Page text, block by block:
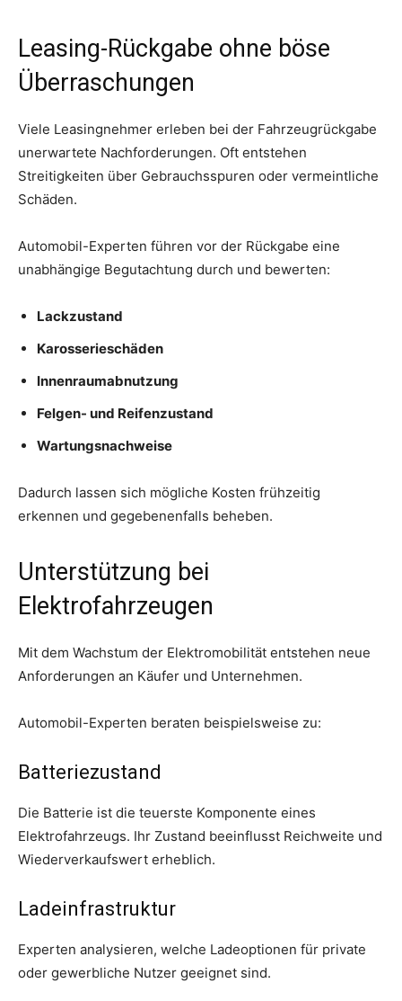
Leasing-Rückgabe ohne böse
Überraschungen
Viele Leasingnehmer erleben bei der Fahrzeugrückgabe
unerwartete Nachforderungen. Oft entstehen
Streitigkeiten über Gebrauchsspuren oder vermeintliche
Schäden.
Automobil-Experten führen vor der Rückgabe eine
unabhängige Begutachtung durch und bewerten:
Lackzustand
Karosserieschäden
Innenraumabnutzung
Felgen- und Reifenzustand
Wartungsnachweise
Dadurch lassen sich mögliche Kosten frühzeitig
erkennen und gegebenenfalls beheben.
Unterstützung bei
Elektrofahrzeugen
Mit dem Wachstum der Elektromobilität entstehen neue
Anforderungen an Käufer und Unternehmen.
Automobil-Experten beraten beispielsweise zu:
Batteriezustand
Die Batterie ist die teuerste Komponente eines
Elektrofahrzeugs. Ihr Zustand beeinflusst Reichweite und
Wiederverkaufswert erheblich.
Ladeinfrastruktur
Experten analysieren, welche Ladeoptionen für private
oder gewerbliche Nutzer geeignet sind.